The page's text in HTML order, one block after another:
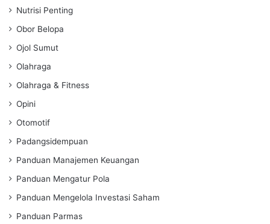
Nutrisi Penting
Obor Belopa
Ojol Sumut
Olahraga
Olahraga & Fitness
Opini
Otomotif
Padangsidempuan
Panduan Manajemen Keuangan
Panduan Mengatur Pola
Panduan Mengelola Investasi Saham
Panduan Parmas